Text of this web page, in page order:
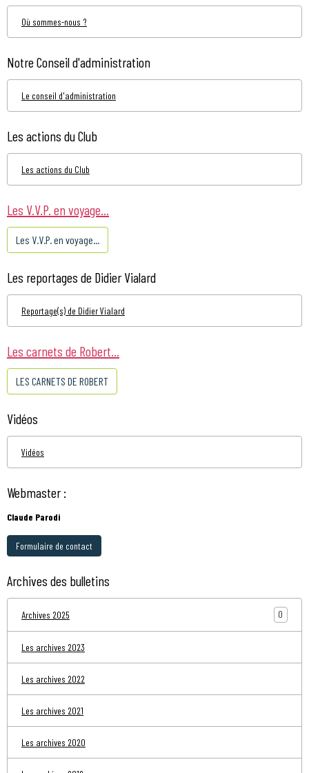
Où sommes-nous ?
Notre Conseil d'administration
Le conseil d'administration
Les actions du Club
Les actions du Club
Les V.V.P. en voyage...
Les V.V.P. en voyage...
Les reportages de Didier Vialard
Reportage(s) de Didier Vialard
Les carnets de Robert...
LES CARNETS DE ROBERT
Vidéos
Vidéos
Webmaster :
Claude Parodi
Formulaire de contact
Archives des bulletins
Archives 2025 0
Les archives 2023
Les archives 2022
Les archives 2021
Les archives 2020